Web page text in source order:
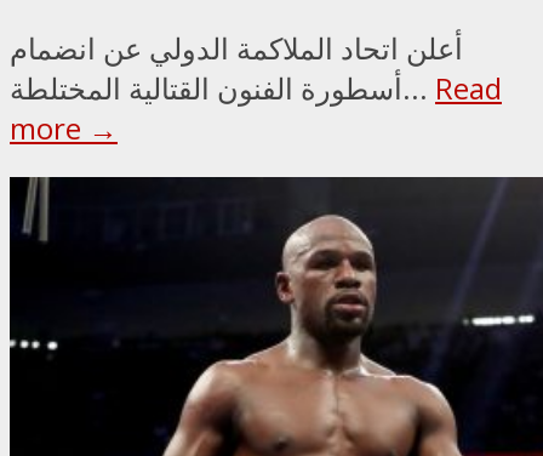
أعلن اتحاد الملاكمة الدولي عن انضمام
أسطورة الفنون القتالية المختلطة... Read
more →